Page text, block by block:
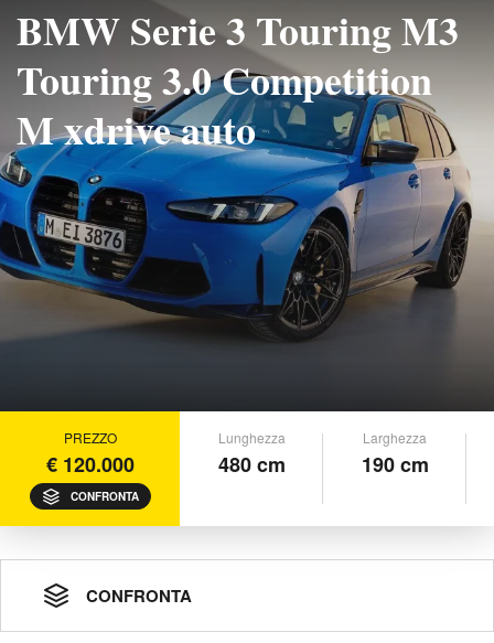
BMW Serie 3 Touring M3
Touring 3.0 Competition
M xdrive auto
PREZZO
€ 120.000
CONFRONTA
Lunghezza
480 cm
Larghezza
190 cm
CONFRONTA